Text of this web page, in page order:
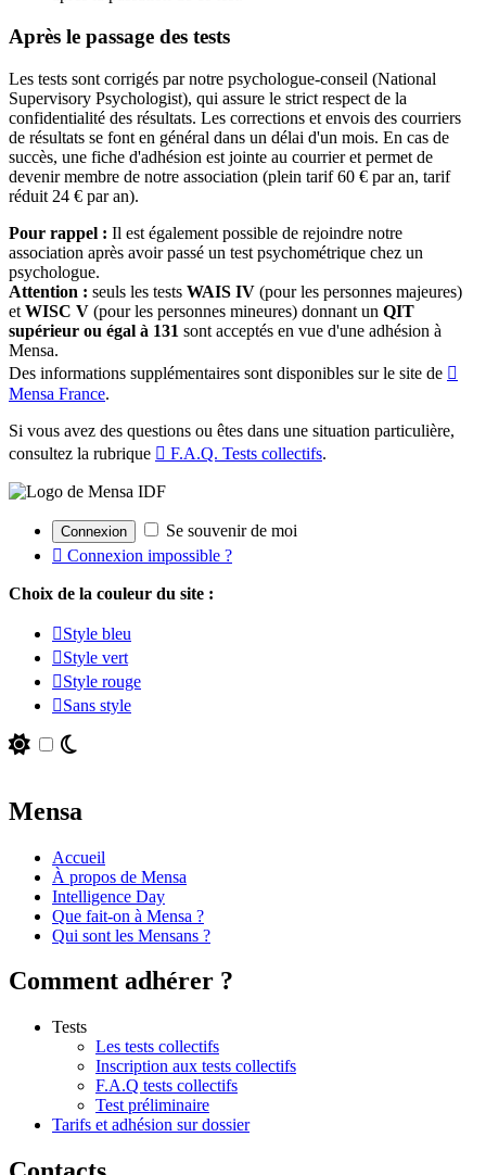
Après le passage des tests
Les tests sont corrigés par notre psychologue-conseil (National
Supervisory Psychologist), qui assure le strict respect de la
confidentialité des résultats. Les corrections et envois des courriers
de résultats se font en général dans un délai d'un mois. En cas de
succès, une fiche d'adhésion est jointe au courrier et permet de
devenir membre de notre association (plein tarif 60 € par an, tarif
réduit 24 € par an).
Pour rappel : Il est également possible de rejoindre notre
association après avoir passé un test psychométrique chez un
psychologue.
Attention : seuls les tests WAIS IV (pour les personnes majeures)
et WISC V (pour les personnes mineures) donnant un QIT
supérieur ou égal à 131 sont acceptés en vue d'une adhésion à
Mensa.
Des informations supplémentaires sont disponibles sur le site de
Mensa France.
Si vous avez des questions ou êtes dans une situation particulière,
consultez la rubrique
F.A.Q. Tests collectifs.
Se souvenir de moi
Connexion impossible ?
Choix de la couleur du site :
Style bleu
Style vert
Style rouge
Sans style
Mensa
Accueil
À propos de Mensa
Intelligence Day
Que fait-on à Mensa ?
Qui sont les Mensans ?
Comment adhérer ?
Tests
Les tests collectifs
Inscription aux tests collectifs
F.A.Q tests collectifs
Test préliminaire
Tarifs et adhésion sur dossier